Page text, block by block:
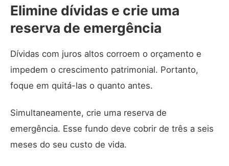
Elimine dívidas e crie uma
reserva de emergência
Dívidas com juros altos corroem o orçamento e
impedem o crescimento patrimonial. Portanto,
foque em quitá-las o quanto antes.
Simultaneamente, crie uma reserva de
emergência. Esse fundo deve cobrir de três a seis
meses do seu custo de vida.